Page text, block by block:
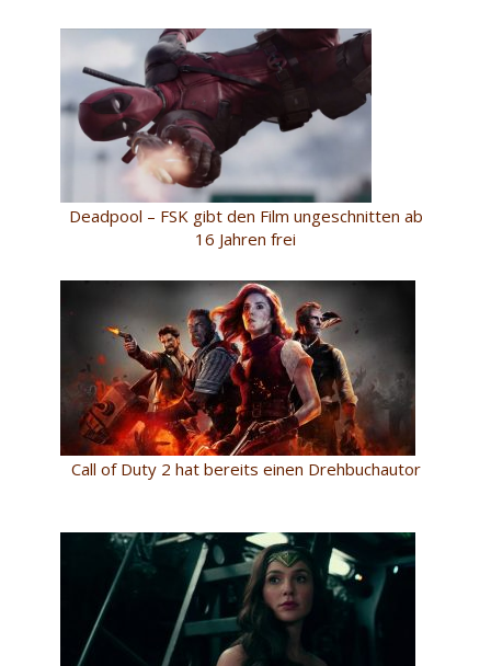
Deadpool – FSK gibt den Film ungeschnitten ab
16 Jahren frei
Call of Duty 2 hat bereits einen Drehbuchautor